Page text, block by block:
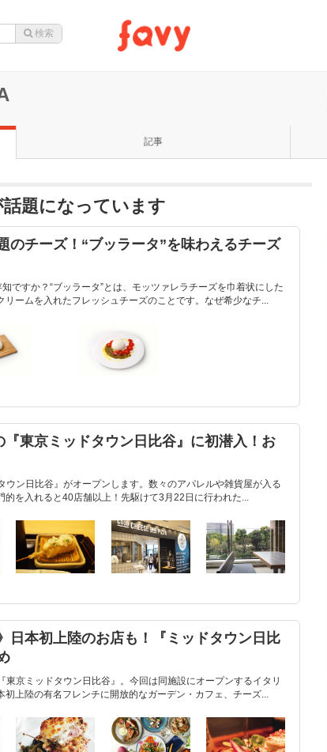
記事
題になっています
のチーズ！“ブッラータ”を味わえるチーズ
ですか？“ブッラータ”とは、モッツァレラチーズを巾着状にした
ームを入れたフレッシュチーズのことです。なぜ希少なチ...
『東京ミッドタウン日比谷』に初潜入！お
ン日比谷』がオープンします。数々のアパレルや雑貨屋が入る
を入れると40店舗以上！先駆けて3月22日に行われた...
日本初上陸のお店も！『ミッドタウン日比
京ミッドタウン日比谷』。今回は同施設にオープンするイタリ
上陸の有名フレンチに開放的なガーデン・カフェ、チーズ...